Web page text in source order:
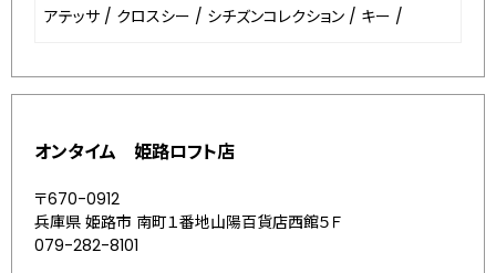
アテッサ / クロスシー / シチズンコレクション / キー /
オンタイム 姫路ロフト店
〒670-0912
兵庫県 姫路市 南町１番地山陽百貨店西館５Ｆ
079-282-8101